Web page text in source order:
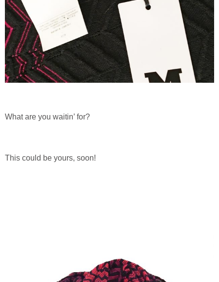
What are you waitin’ for?
This could be yours, soon!